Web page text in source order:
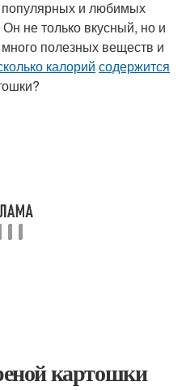
и любимых
не только вкусный, но и
полезных веществ и
калорий содержится
картошки